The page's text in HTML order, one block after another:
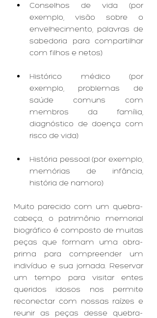
Conselhos de vida (por
exemplo, visão sobre o
envelhecimento, palavras de
sabedoria para compartilhar
com filhos e netos)
Histórico médico (por
exemplo, problemas de
saúde comuns com
membros da família,
diagnóstico de doença com
risco de vida)
História pessoal (por exemplo,
memórias de infância,
história de namoro)
Muito parecido com um quebra-
cabeça, o patrimônio memorial
biográfico é composto de muitas
peças que formam uma obra-
prima para compreender um
indivíduo e sua jornada. Reservar
um tempo para visitar entes
queridos idosos nos permite
reconectar com nossas raízes e
reunir as peças desse quebra-